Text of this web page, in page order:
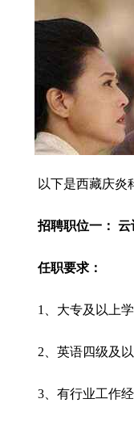
以下是西藏庆炎
招聘职位一：
任职要求：
1、大专及以上学
2、英语四级及以
3、有行业工作经